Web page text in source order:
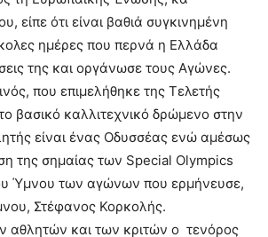
είπε ότι είναι βαθιά συγκινημένη
ημέρες που περνά η Ελλάδα
της και οργάνωσε τους Αγώνες.
που επιμελήθηκε της Τελετής
βασικό καλλιτεχνικό δρώμενο στην
είναι ένας Οδυσσέας ενώ αμέσως
της σημαίας των Special Olympics
Ύμνου των αγώνων που ερμήνευσε,
Στέφανος Κορκολής.
αθλητών και των κριτών ο τενόρος